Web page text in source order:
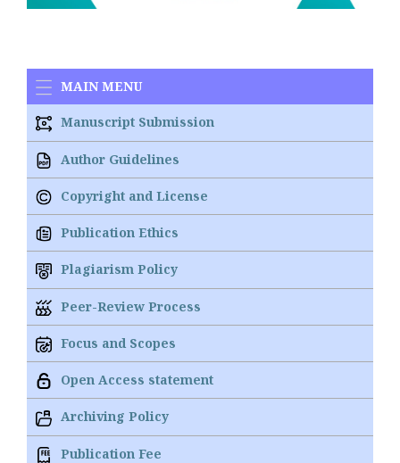
MAIN MENU
Manuscript Submission
Author Guidelines
Copyright and License
Publication Ethics
Plagiarism Policy
Peer-Review Process
Focus and Scopes
Open Access statement
Archiving Policy
Publication Fee